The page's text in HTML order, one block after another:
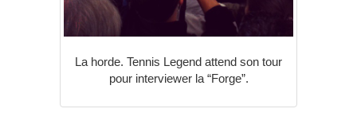
La horde. Tennis Legend attend son tour
pour interviewer la “Forge”.